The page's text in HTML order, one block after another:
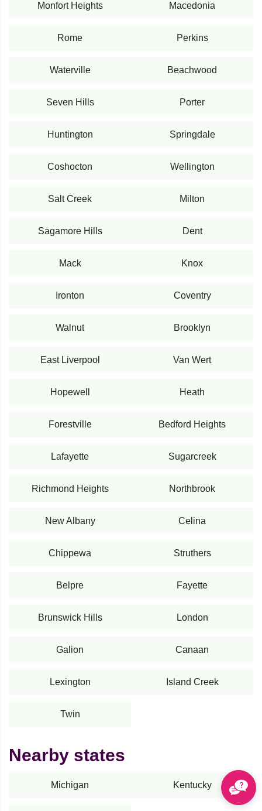
Monfort Heights Macedonia
Rome Perkins
Waterville Beachwood
Seven Hills Porter
Huntington Springdale
Coshocton Wellington
Salt Creek Milton
Sagamore Hills Dent
Mack Knox
Ironton Coventry
Walnut Brooklyn
East Liverpool Van Wert
Hopewell Heath
Forestville Bedford Heights
Lafayette Sugarcreek
Richmond Heights Northbrook
New Albany Celina
Chippewa Struthers
Belpre Fayette
Brunswick Hills London
Galion Canaan
Lexington Island Creek
Twin
Nearby states
Michigan Kentucky